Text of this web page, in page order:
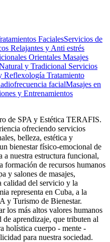
FacialesServicios de
Relajantes y Anti estrés
Orientales Masajes
y Tradicional Servicios
Reflexología Tratamiento
facialMasajes en
y Entrenamientos
de SPA y Estética TERAFIS.
ofreciendo servicios
belleza, estética y
bienestar físico-emocional de
a nuestra estructura funcional,
formación de recursos humanos
y salones de masajes,
calidad del servicio y la
representa en Cuba, a la
y Turismo de Bienestar.
los más altos valores humanos
aprendizaje, que tributen al
holística cuerpo - mente -
para nuestra sociedad.